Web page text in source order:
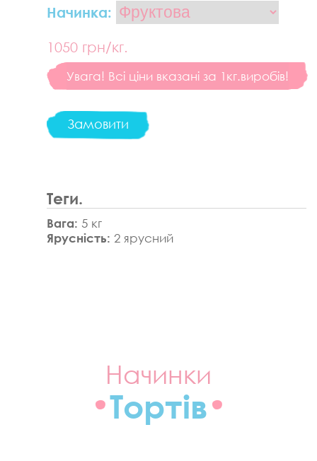
Начинка:
1050грн/кг.
Увага! Всі ціни вказані за 1кг.виробів!
Замовити
Теги.
Вага: 5 кг
Ярусність: 2 ярусний
Начинки
Тортів